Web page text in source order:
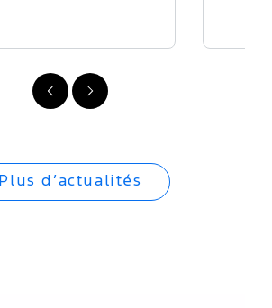
Suivant
Précédent
Plus d’actualités